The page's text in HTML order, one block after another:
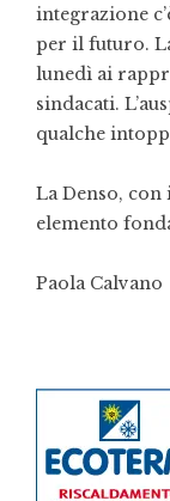
integrazione
per il futuro.
lunedì ai
sindacati.
qualche
La Denso,
elemento
Paola Calvano